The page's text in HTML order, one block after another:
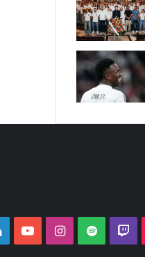
LinkedInYouTubeInstagram
Spotify